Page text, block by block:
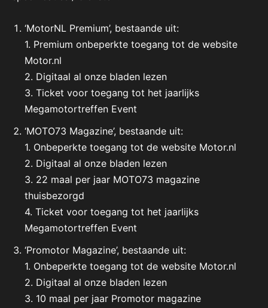
‘MotorNL Premium’, bestaande uit:
1. Premium onbeperkte toegang tot de website
Motor.nl
2. Digitaal al onze bladen lezen
3. Ticket voor toegang tot het jaarlijks
Megamotortreffen Event
‘MOTO73 Magazine’, bestaande uit:
1. Onbeperkte toegang tot de website Motor.nl
2. Digitaal al onze bladen lezen
3. 22 maal per jaar MOTO73 magazine
thuisbezorgd
4. Ticket voor toegang tot het jaarlijks
Megamotortreffen Event
‘Promotor Magazine’, bestaande uit:
1. Onbeperkte toegang tot de website Motor.nl
2. Digitaal al onze bladen lezen
3. 10 maal per jaar Promotor magazine